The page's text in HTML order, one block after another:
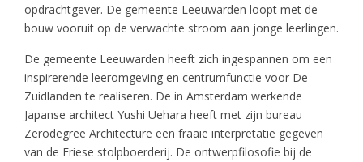
opdrachtgever. De gemeente Leeuwarden loopt met de
bouw vooruit op de verwachte stroom aan jonge leerlingen.
De gemeente Leeuwarden heeft zich ingespannen om een
inspirerende leeromgeving en centrumfunctie voor De
Zuidlanden te realiseren. De in Amsterdam werkende
Japanse architect Yushi Uehara heeft met zijn bureau
Zerodegree Architecture een fraaie interpretatie gegeven
van de Friese stolpboerderij. De ontwerpfilosofie bij de